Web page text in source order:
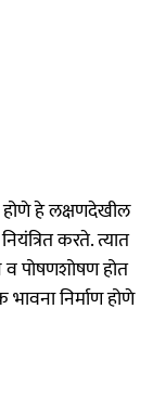
होणे हे लक्षणदेखील
करते. त्यात
व पोषणशोषण होत
निर्माण होणे